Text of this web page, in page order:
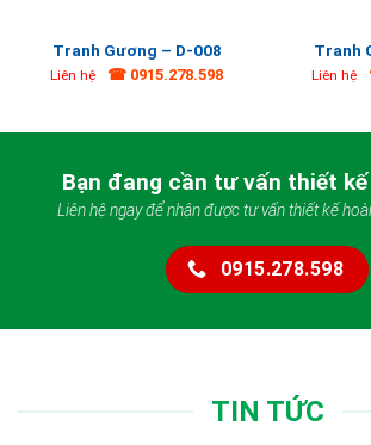
Tranh Gương – D-008
Liên hệ ☎ 0915.278.598
Tranh
Liên hệ
Bạn đang cần tư vấn thiết
Liên hệ ngay để nhận được tư vấn thiết kế
0915.278.598
TIN TỨC